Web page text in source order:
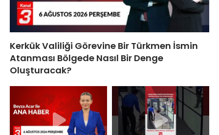
Kerkük Valiliği Görevine Bir Türkmen İsmin
Atanması Bölgede Nasıl Bir Denge
Oluşturacak?